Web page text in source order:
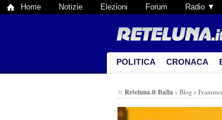
Home Notizie Elezioni Forum Radio ▼
POLITICA CRONACA
Reteluna.it Italia › Blog ›